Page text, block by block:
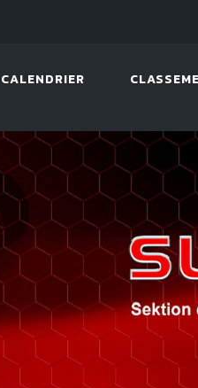
CALENDRIER